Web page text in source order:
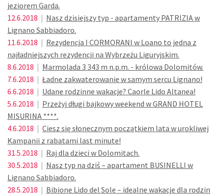
jeziorem Garda.
12.6.2018 | Nasz dzisiejszy typ - apartamenty PATRIZIA w
Lignano Sabbiadoro.
11.6.2018 | Rezydencja I CORMORANI w Loano to jedna z
najładniejszych rezydencji na Wybrzeżu Liguryjskim.
8.6.2018 | Marmolada 3 343 m n.p.m. - królowa Dolomitów.
7.6.2018 | Ładne zakwaterowanie w samym sercu Lignano!
6.6.2018 | Udane rodzinne wakacje? Caorle Lido Altanea!
5.6.2018 | Przeżyj długi bajkowy weekend w GRAND HOTEL
MISURINA ****.
4.6.2018 | Ciesz się słonecznym początkiem lata w urokliwej
Kampanii z rabatami last minute!
31.5.2018 | Raj dla dzieci w Dolomitach.
30.5.2018 | Nasz typ na dziś – apartament BUSINELLI w
Lignano Sabbiadoro.
28.5.2018 | Bibione Lido del Sole – idealne wakacje dla rodzin